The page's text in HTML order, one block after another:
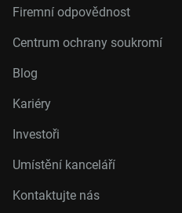
Firemní odpovědnost
Centrum ochrany soukromí
Blog
Kariéry
Investoři
Umístění kanceláří
Kontaktujte nás